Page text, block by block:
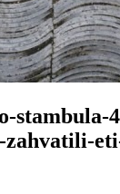
stambula-
zahvatili-